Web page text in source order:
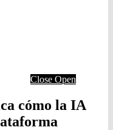
Close Open
cómo la IA